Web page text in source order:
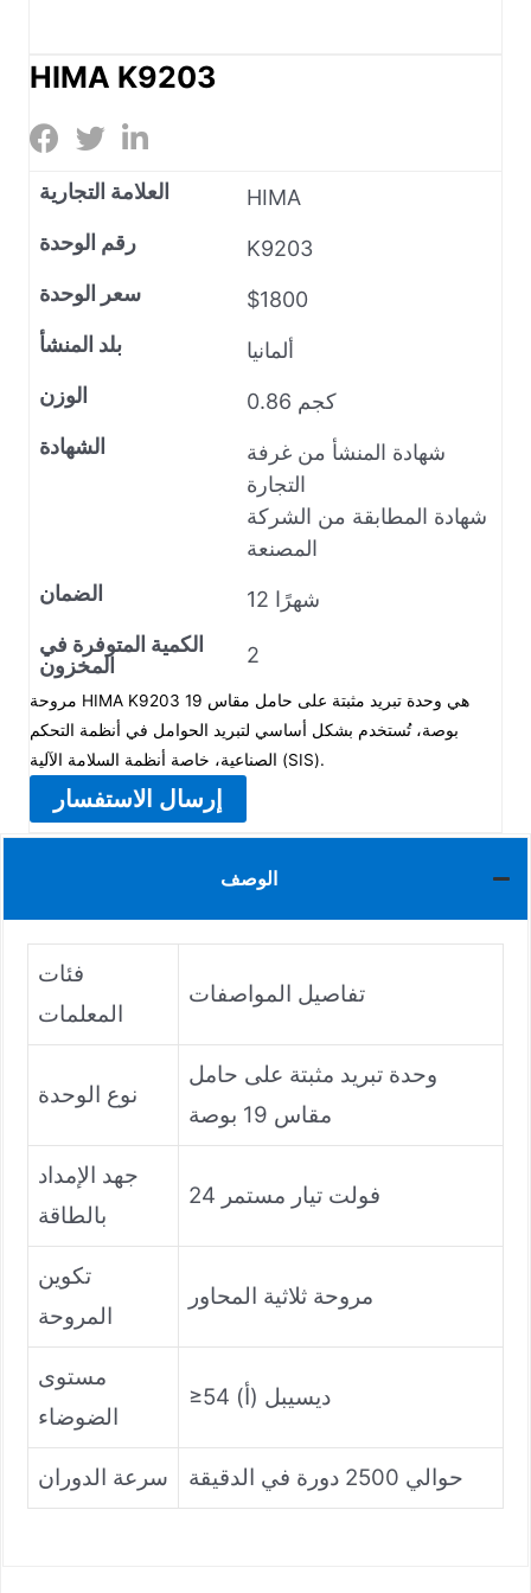
HIMA K9203
العلامة التجارية
HIMA
رقم الوحدة
K9203
سعر الوحدة
$1800
بلد المنشأ
ألمانيا
الوزن
0.86 كجم
الشهادة
شهادة المنشأ من غرفة
التجارة
شهادة المطابقة من الشركة
المصنعة
الضمان
12 شهرًا
الكمية المتوفرة في
المخزون
2
مروحة HIMA K9203 هي وحدة تبريد مثبتة على حامل مقاس 19
بوصة، تُستخدم بشكل أساسي لتبريد الحوامل في أنظمة التحكم
الصناعية، خاصة أنظمة السلامة الآلية (SIS).
إرسال الاستفسار
الوصف
فئات
المعلمات
تفاصيل المواصفات
نوع الوحدة
وحدة تبريد مثبتة على حامل
مقاس 19 بوصة
جهد الإمداد
بالطاقة
24 فولت تيار مستمر
تكوين
المروحة
مروحة ثلاثية المحاور
مستوى
الضوضاء
≥54 ديسيبل (أ)
سرعة الدوران حوالي 2500 دورة في الدقيقة